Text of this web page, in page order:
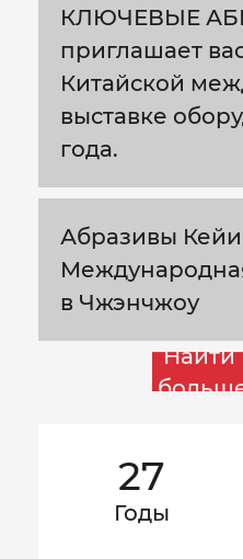
КЛЮЧЕВЫЕ
приглашает
Китайской
выставке
года.
27
Годы
Абразивы
в Чжэнчжоу
Найти